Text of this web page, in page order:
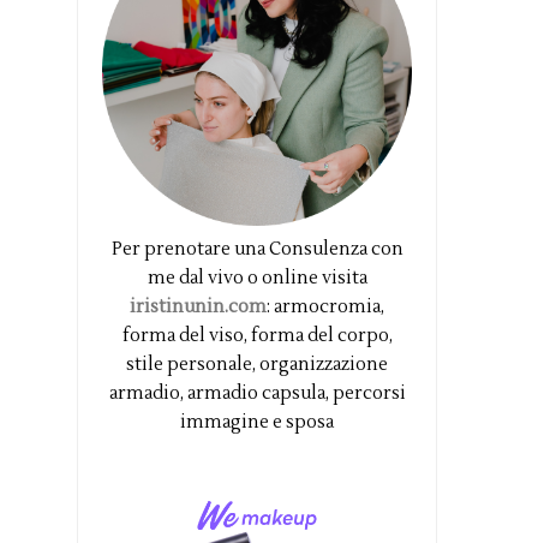
Per prenotare una Consulenza con
me dal vivo o online visita
iristinunin.com: armocromia,
forma del viso, forma del corpo,
stile personale, organizzazione
armadio, armadio capsula, percorsi
immagine e sposa